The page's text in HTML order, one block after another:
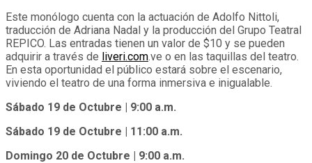
Este monólogo cuenta con la actuación de Adolfo Nittoli,
traducción de Adriana Nadal y la producción del Grupo Teatral
REPICO. Las entradas tienen un valor de $10 y se pueden
adquirir a través de liveri.com.ve o en las taquillas del teatro.
En esta oportunidad el público estará sobre el escenario,
viviendo el teatro de una forma inmersiva e inigualable.
Sábado 19 de Octubre | 9:00 a.m.
Sábado 19 de Octubre | 11:00 a.m.
Domingo 20 de Octubre | 9:00 a.m.